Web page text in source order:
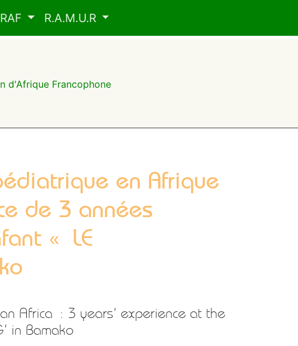
R.A.M.U.R
d'Afrique Francophone
en Afrique
de 3 années
« LE
Africa : 3 years’ experience at the
in Bamako